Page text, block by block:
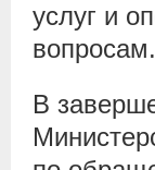
услуг и
вопросам.
В